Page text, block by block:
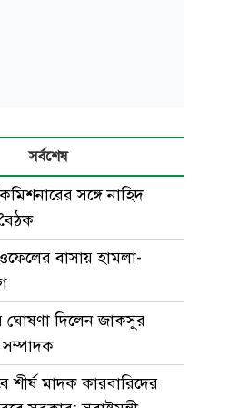
সর্বশেষ
সঙ্গে নাহিদ
বাসায় হামলা-
ঘোষণা দিলেন জাকসুর
সম্পাদক
শীর্ষ মাদক কারবারিদের